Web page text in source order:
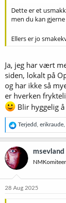
Dette er et
men du kan
Ellers er jo
Ja, jeg har vært
siden, lokalt på
og har ikke så
er hverken
Blir hyggelig
R
e
a
k
s
j
o
e
Terjedd erikraude
msevland
28 Aug 2025